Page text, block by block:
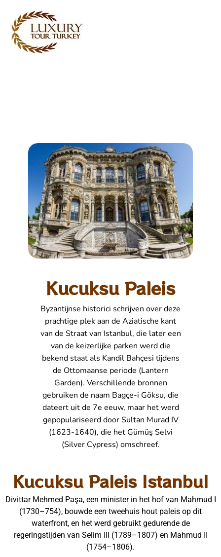
Kucuksu Paleis
Byzantijnse historici schrijven over deze
prachtige plek aan de Aziatische kant
van de Straat van Istanbul, die later een
van de keizerlijke parken werd die
bekend staat als Kandil Bahçesi tijdens
de Ottomaanse periode (Lantern
Garden). Verschillende bronnen
gebruiken de naam Bagçe-i Göksu, die
dateert uit de 7e eeuw, maar het werd
gepopulariseerd door Sultan Murad IV
(1623-1640), die het Gümüş Selvi
(Silver Cypress) omschreef.
Kucuksu Paleis Istanbul
Divittar Mehmed Paşa, een minister in het hof van Mahmud I
(1730–754), bouwde een tweehuis hout paleis op dit
waterfront, en het werd gebruikt gedurende de
regeringstijden van Selim III (1789–1807) en Mahmud II
(1754–1806).